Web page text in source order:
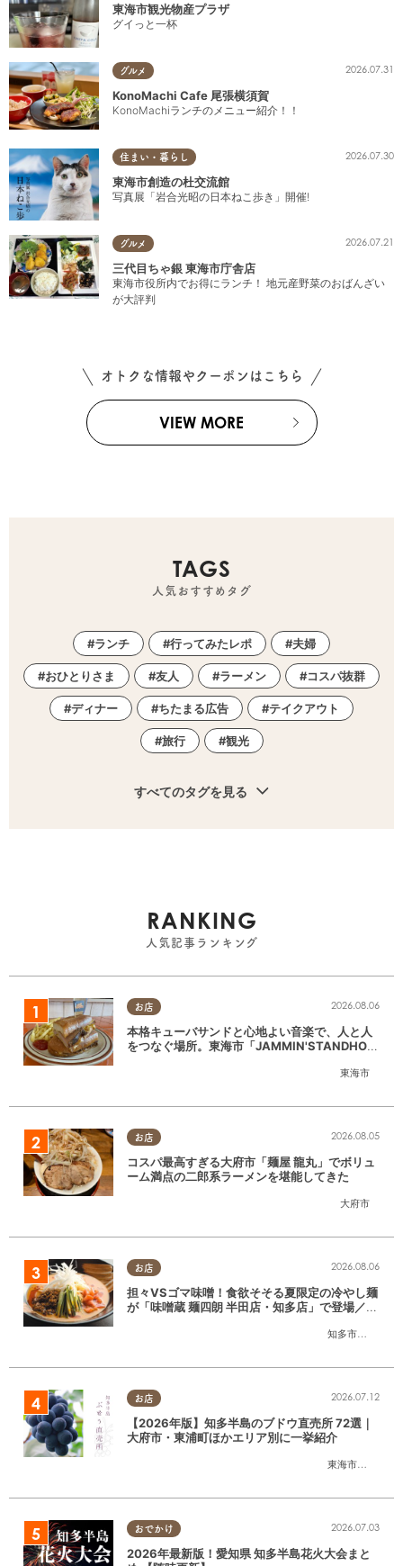
東海市観光物産プラザ
グイっと一杯
グルメ 2026.07.31
KonoMachi Cafe 尾張横須賀
KonoMachiランチのメニュー紹介！！
住まい・暮らし 2026.07.30
東海市創造の杜交流館
写真展「岩合光昭の日本ねこ歩き」開催!
グルメ 2026.07.21
三代目ちゃ銀 東海市庁舎店
東海市役所内でお得にランチ！ 地元産野菜のおばんざい
が大評判
オトクな情報やクーポンはこちら
VIEW MORE
TAGS
人気おすすめタグ
ランチ 行ってみたレポ 夫婦
おひとりさま 友人 ラーメン コスパ抜群
ディナー ちたまる広告 テイクアウト
旅行 観光
すべてのタグを見る
RANKING
人気記事ランキング
お店
東海市
2026.08.06
本格キューバサンドと心地よい音楽で、人と人
をつなぐ場所。東海市「JAMMIN'STANDHOU
お店
大府市
2026.08.05
コスパ最高すぎる大府市「麺屋 龍丸」でボリュ
ーム満点の二郎系ラーメンを堪能してきた
お店
知多市
,半田市
2026.08.06
担々VSゴマ味噌！食欲そそる夏限定の冷やし麺
が「味噌蔵 麺四朗 半田店・知多店」で登場／ち
お店
東海市
,大府市
2026.07.12
【2026年版】知多半島のブドウ直売所 72選｜
大府市・東浦町ほかエリア別に一挙紹介
おでかけ 2026.07.03
2026年最新版！愛知県 知多半島花火大会まと